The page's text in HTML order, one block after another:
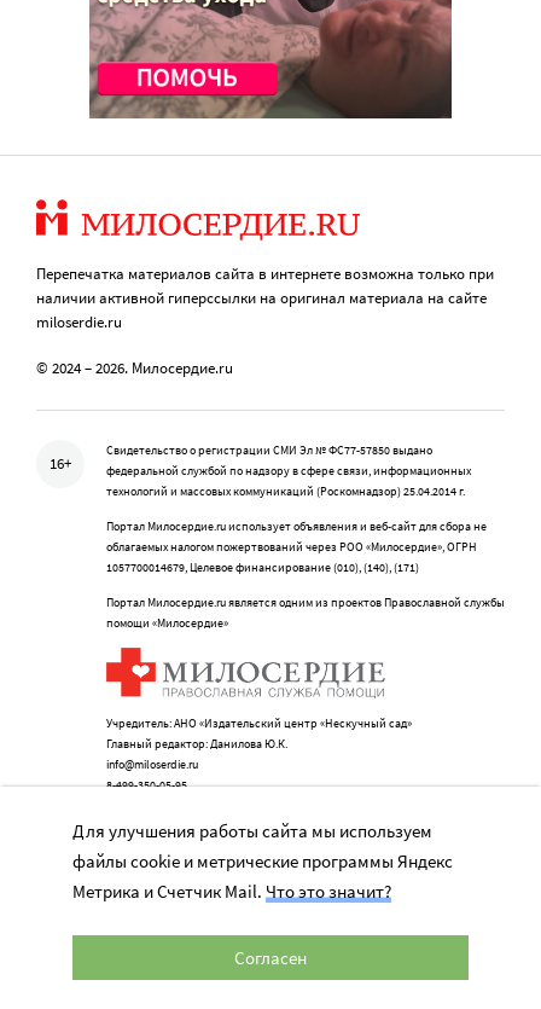
Перепечатка материалов сайта в интернете возможна только при
наличии активной гиперссылки на оригинал материала на сайте
miloserdie.ru
© 2024 – 2026. Милосердие.ru
16+
Свидетельство о регистрации СМИ Эл № ФС77-57850 выдано
федеральной службой по надзору в сфере связи, информационных
технологий и массовых коммуникаций (Роскомнадзор) 25.04.2014 г.
Портал Милосердие.ru использует объявления и веб-сайт для сбора не
облагаемых налогом пожертвований через РОО «Милосердие», ОГРН
1057700014679, Целевое финансирование (010), (140), (171)
Портал Милосердие.ru является одним из проектов Православной службы
помощи «Милосердие»
Учредитель: АНО «Издательский центр «Нескучный сад»
Главный редактор: Данилова Ю.К.
info@miloserdie.ru
8-499-350-05-95
Портал
Для улучшения работы сайта мы используем
файлы cookie и метрические программы Яндекс
Метрика и Счетчик Mail. Что это значит?
Согласен